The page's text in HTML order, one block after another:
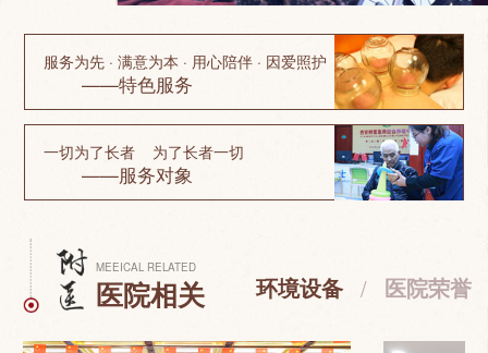
服务为先 · 满意为本 · 用心陪伴 · 因爱照护
——特色服务
一切为了长者 为了长者一切
——服务对象
MEEICAL RELATED
医院相关 环境设备 / 医院荣誉